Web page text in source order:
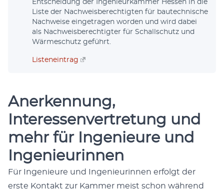
Entschei­dung der Inge­nieurkam­mer Hes­sen in die
Liste der Nach­weis­berechtigten für bautech­nis­che
Nach­weise einge­tra­gen wor­den und wird dabei
als Nach­weis­berechtigter für Schallschutz und
Wärmeschutz geführt.
Lis­tenein­trag
Anerkennung,
Interessenvertretung und
mehr für Ingenieure und
Ingenieurinnen
Für Inge­nieure und Inge­nieurin­nen erfol­gt der
erste Kon­takt zur Kam­mer meist schon während